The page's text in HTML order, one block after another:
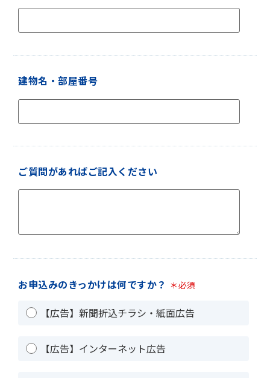
建物名・部屋番号
ご質問があればご記入ください
お申込みのきっかけは何ですか？ ＊必須
【広告】新聞折込チラシ・紙面広告
【広告】インターネット広告